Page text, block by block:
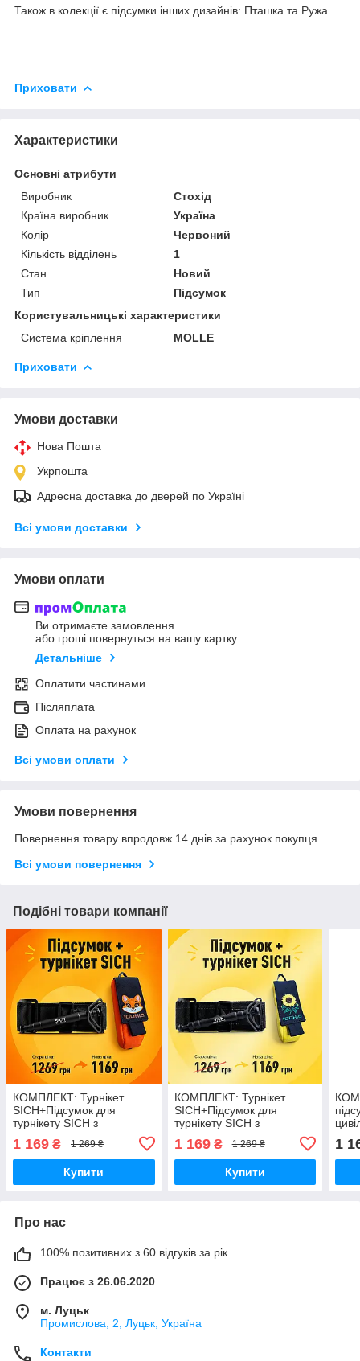
Також в колекції є підсумки інших дизайнів: Пташка та Ружа.
Приховати
Характеристики
Основні атрибути
Виробник
Стохід
Країна виробник
Україна
Колір
Червоний
Кількість відділень
1
Стан
Новий
Тип
Підсумок
Користувальницькі характеристики
Система кріплення
MOLLE
Приховати
Умови доставки
Нова Пошта
Укрпошта
Адресна доставка до дверей по Україні
Всі умови доставки
Умови оплати
Ви отримаєте замовлення
або гроші повернуться на вашу картку
Детальніше
Оплатити частинами
Післяплата
Оплата на рахунок
Всі умови оплати
Умови повернення
Повернення товару впродовж 14 днів за рахунок покупця
Всі умови повернення
Подібні товари компанії
КОМПЛЕКТ: Турнікет
SICH+Підсумок для
турнікету SICH з
карабіном Лисички Стохід
1 169 ₴ 1 269 ₴
Купити
КОМПЛЕКТ: Турнікет
SICH+Підсумок для
турнікету SICH з
Стохід
1 169₴ 1 269 ₴
Купити
1
Про нас
100% позитивних з 60 відгуків за рік
Працює з 26.06.2020
м. Луцьк
Промислова, 2, Луцьк, Україна
Контакти